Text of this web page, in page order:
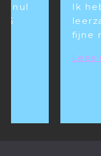
Ik heb het als
leerzame
fijne manier
Lees meer